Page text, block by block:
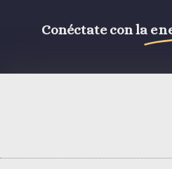
Conéctate con la